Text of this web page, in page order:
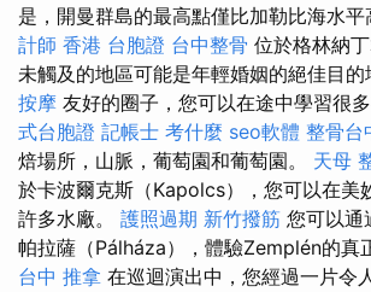
是，開曼群島的最高點僅比加勒比海水平
計師 香港 台胞證 台中整骨 位於格林納
未觸及的地區可能是年輕婚姻的絕佳目
按摩 友好的圈子，您可以在途中學習很
式台胞證 記帳士 考什麼 seo軟體 整骨台
焙場所，山脈，葡萄園和葡萄園。 天母
於卡波爾克斯（Kapolcs），您可以在美
許多水廠。 護照過期 新竹撥筋 您可以通
帕拉薩（Pálháza），體驗Zemplén的真
台中 推拿 在巡迴演出中，您經過一片令